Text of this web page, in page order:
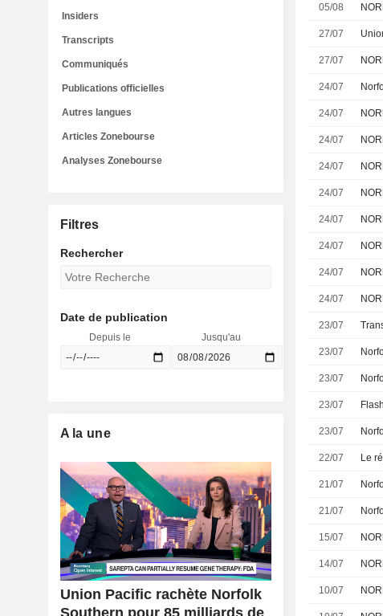
05/08
27/07
27/07
24/07
24/07
24/07
24/07
24/07
24/07
24/07
24/07
24/07
23/07
23/07
23/07
23/07
23/07
22/07
21/07
21/07
15/07
14/07
10/07
Insiders
Transcripts
Communiqués
Publications officielles
Autres langues
Articles Zonebourse
Analyses Zonebourse
Filtres
Rechercher
Date de publication
Depuis le Jusqu'au
A la une
Union Pacific rachète Norfolk